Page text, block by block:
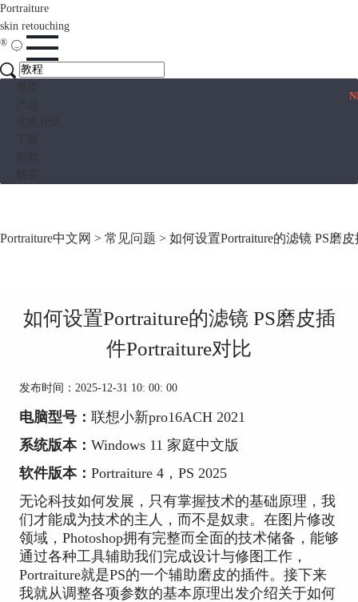
Portraiture
skin retouching
®
Portraiture中文网 > 常见问题 > 如何设置Portraiture的滤镜 PS磨
如何设置Portraiture的滤镜 PS磨皮插
件Portraiture对比
发布时间：2025-12-31 10: 00: 00
电脑型号： 联想小新pro16ACH 2021
系统版本： Windows 11 家庭中文版
软件版本： Portraiture 4，PS 2025
无论科技如何发展，只有掌握技术的基础原理，我
们才能成为技术的主人，而不是奴隶。在图片修改
领域，Photoshop拥有完整而全面的技术储备，能够
通过各种工具辅助我们完成设计与修图工作，
Portraiture就是PS的一个辅助磨皮的插件。接下来
我就从调整各项参数的基本原理出发介绍关于如何